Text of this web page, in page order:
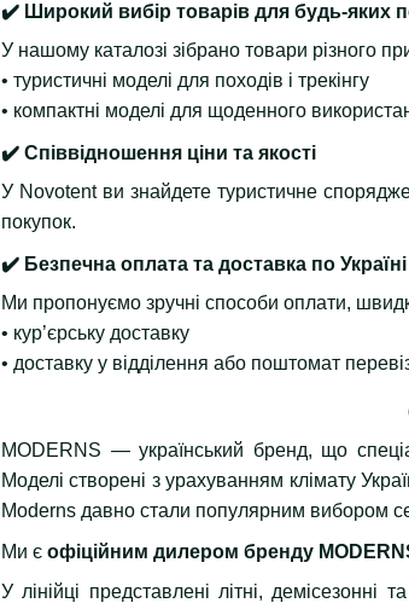
✔️ Широкий вибір товарів для будь-яких
У нашому каталозі зібрано товари різного
• туристичні моделі для походів і трекінгу
• компактні моделі для щоденного
✔️ Співвідношення ціни та якості
У Novotent ви знайдете туристичне
покупок.
✔️ Безпечна оплата та доставка по Україні
Ми пропонуємо зручні способи оплати,
• кур’єрську доставку
• доставку у відділення або поштомат
MODERNS — український бренд, що
Моделі створені з урахуванням клімату
Moderns давно стали популярним вибором
Ми є офіційним дилером бренду
У лінійці представлені літні,